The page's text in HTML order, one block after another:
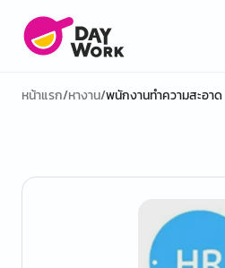
หน้าแรก/หางาน/พนักงานทำความสะอาด